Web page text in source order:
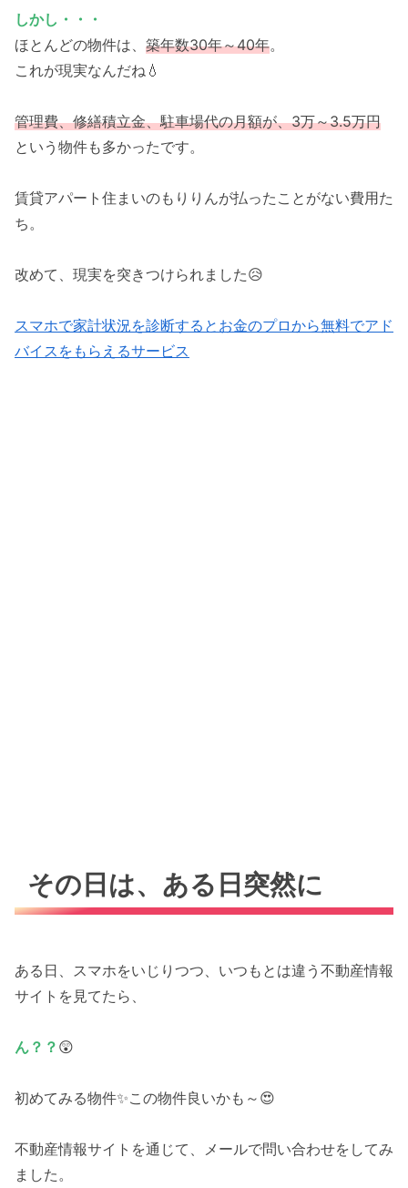
しかし・・・
ほとんどの物件は、 築年数30年～40年。
これが現実なんだね💧
管理費、修繕積立金、駐車場代の月額が、3万～3.5万円
という物件も多かったです。
賃貸アパート住まいのもりりんが払ったことがない費用た
ち。
改めて、現実を突きつけられました😥
スマホで家計状況を診断するとお金のプロから無料でアド
バイスをもらえるサービス
その日は、ある日突然に
ある日、スマホをいじりつつ、いつもとは違う不動産情報
サイトを見てたら、
ん？？ 😲
初めてみる物件✨この物件良いかも～😍
不動産情報サイトを通じて、メールで問い合わせをしてみ
ました。